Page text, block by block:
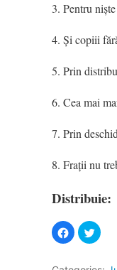
3. Pentru
4. Şi copiii
5. Prin
6. Cea mai
7. Prin
8. Fraţii nu
Distribuie: